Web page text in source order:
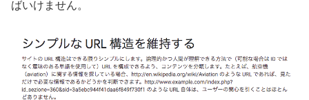
ばいけません。